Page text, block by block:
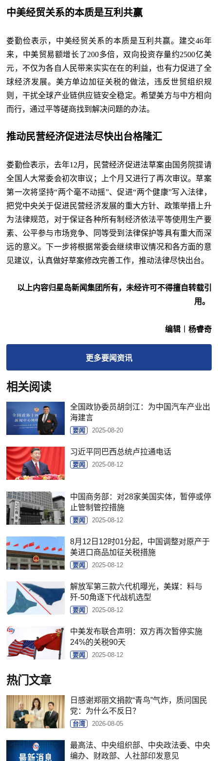
中美经贸关系的本质是互利共赢
娄勤俭表示，中美经贸关系的本质是互利共赢。建交46年
来，中美贸易额增长了200多倍，双向投资存量约2500亿美
元，不仅为各自人民带来实实在在的利益，也有力促进了全
球经济发展。美方单边加征关税的做法，违反世贸组织规
则，干扰全球产业链供应链安全稳定。希望美方与中方相向
而行，通过平等磋商找到解决问题的办法。
推动民营经济促进法尽快出台格隆汇
娄勤俭表示，去年12月，民营经济促进法草案由国务院提请
全国人大常委会初次审议；上个月又进行了再次审议。草案
第一次将坚持“两个毫不动摇”、促进“两个健康”写入法律，
把党中央关于促进民营经济发展的重大方针、政策举措上升
为法律规范，对于保证各种所有制经济依法平等使用生产要
素、公平参与市场竞争、同等受到法律保护等具有重大而深
远的意义。下一步将根据常委会继续审议情况和各方面的意
见建议，认真做好草案修改完善工作，推动法律尽快出台。
以上内容归星岛新闻集团所有，未经许可不得擅自转载引
用。
编辑︱杨睿奇
更多要闻资讯
相关阅读
全国政协委员胡剑江：为中国汽车产业出
海建言
要闻 2025-08-20
习近平同巴西总统卢拉通电话
要闻 2025-08-12
中国商务部：对28家美国实体，暂停或停
止管制管控措施
要闻 2025-08-12
8月12日12时01分起，中国调整对原产于
美进口商品加征关税措施
要闻 2025-08-12
解放军第三款六代机曝光，美媒：料与
歼-50角逐下代战机选型
要闻 2025-08-12
中美发布联合声明：双方再次暂停实施
24%的关税90天
要闻 2025-08-12
热门文章
日感谢郑丽文捐款“青鸟”气炸，质问国民
党：为什么不反日？
台湾 2026-08-05
最高法、中央组织部、中央政法委、中央
编办、财政部、人社部印发意见